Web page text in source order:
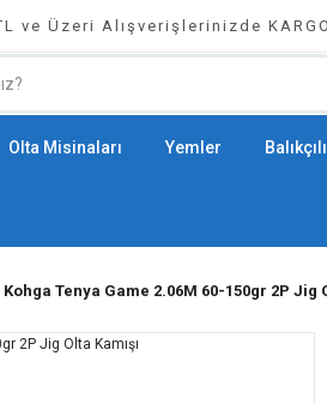
ve Üzeri Alışverişlerinizde
Olta Misinaları Yemler
Tenya Game 2.06M 60-150gr 2P Jig